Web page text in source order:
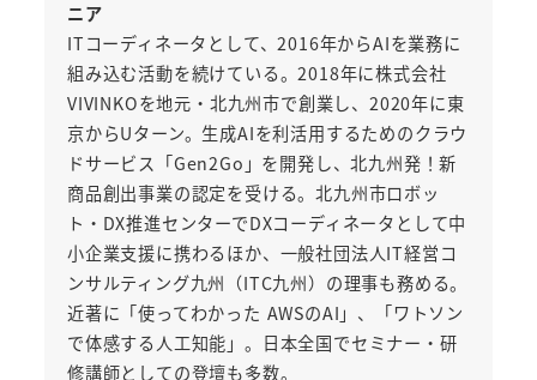
ニア
ITコーディネータとして、2016年からAIを業務に
組み込む活動を続けている。2018年に株式会社
VIVINKOを地元・北九州市で創業し、2020年に東
京からUターン。生成AIを利活用するためのクラウ
ドサービス「Gen2Go」を開発し、北九州発！新
商品創出事業の認定を受ける。北九州市ロボッ
ト・DX推進センターでDXコーディネータとして中
小企業支援に携わるほか、一般社団法人IT経営コ
ンサルティング九州（ITC九州）の理事も務める。
近著に「使ってわかった AWSのAI」、「ワトソン
で体感する人工知能」。日本全国でセミナー・研
修講師としての登壇も多数。